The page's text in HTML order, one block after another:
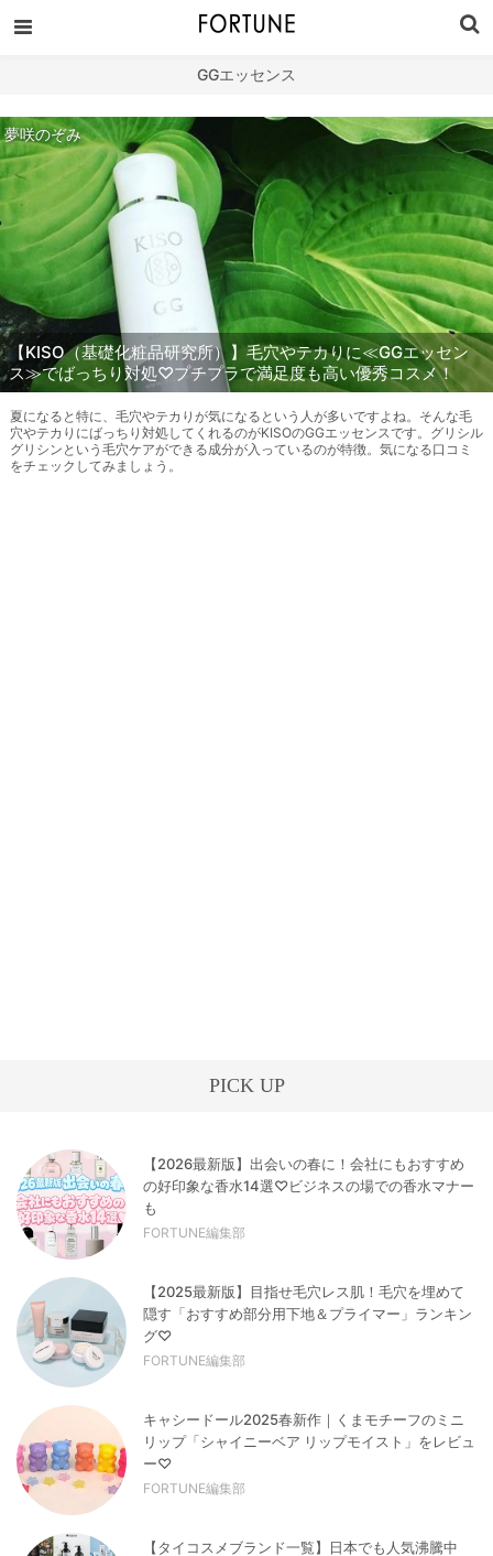
GGエッセンス
夢咲のぞみ
【KISO（基礎化粧品研究所）】毛穴やテカりに≪GGエッセン
ス≫でばっちり対処♡プチプラで満足度も高い優秀コスメ！
夏になると特に、毛穴やテカりが気になるという人が多いですよね。そんな毛
穴やテカりにばっちり対処してくれるのがKISOのGGエッセンスです。グリシル
グリシンという毛穴ケアができる成分が入っているのが特徴。気になる口コミ
をチェックしてみましょう。
PICK UP
【2026最新版】出会いの春に！会社にもおすすめ
の好印象な香水14選♡ビジネスの場での香水マナー
も
FORTUNE編集部
【2025最新版】目指せ毛穴レス肌！毛穴を埋めて
隠す「おすすめ部分用下地＆プライマー」ランキン
グ♡
FORTUNE編集部
キャシードール2025春新作｜くまモチーフのミニ
リップ「シャイニーベア リップモイスト」をレビュ
ー♡
FORTUNE編集部
【タイコスメブランド一覧】日本でも人気沸騰中